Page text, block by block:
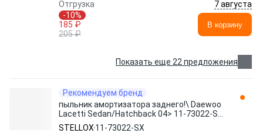
Отгрузка
7 августа
-10%
185 ₽
205 ₽
В корзину
Показать еще 22 предложения
Рекомендуем бренд
пыльник амортизатора заднего!\ Daewoo
Lacetti Sedan/Hatchback 04> 11-73022-SX
STELLOX
STELLOX 11-73022-SX